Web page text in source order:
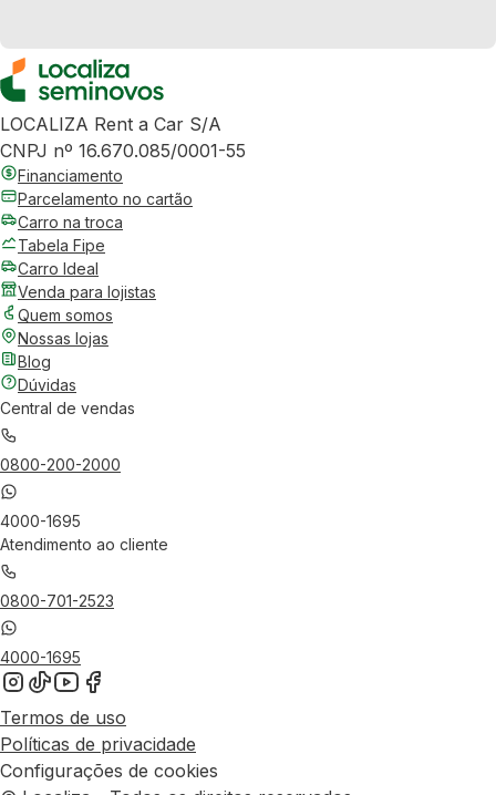
LOCALIZA Rent a Car S/A
CNPJ nº 16.670.085/0001-55
Financiamento
Parcelamento no cartão
Carro na troca
Tabela Fipe
Carro Ideal
Venda para lojistas
Quem somos
Nossas lojas
Blog
Dúvidas
Central de vendas
0800-200-2000
4000-1695
Atendimento ao cliente
0800-701-2523
4000-1695
Termos de uso
Políticas de privacidade
Configurações de cookies